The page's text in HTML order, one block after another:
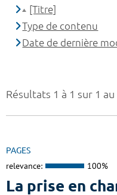
Résultats 1 à 1 sur 1
PAGES
relevance: 100%
La prise en
[Titre]
Type de contenu
Date de dernière